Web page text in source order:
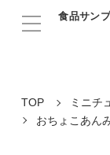
食品サン
TOP
ミニチ
おちょこあん